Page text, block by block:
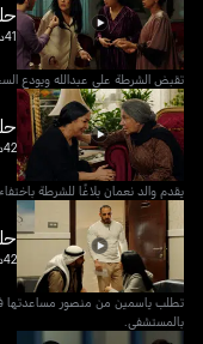
حلقة
41د
تقبض الشرطة على عبدالله ويودع
حلقة
42د
يقدم والد نعمان بلاغًا للشرطة باختفاء
حلقة
42د
تطلب ياسمين من منصور مساعدتها
بالمستشفى.